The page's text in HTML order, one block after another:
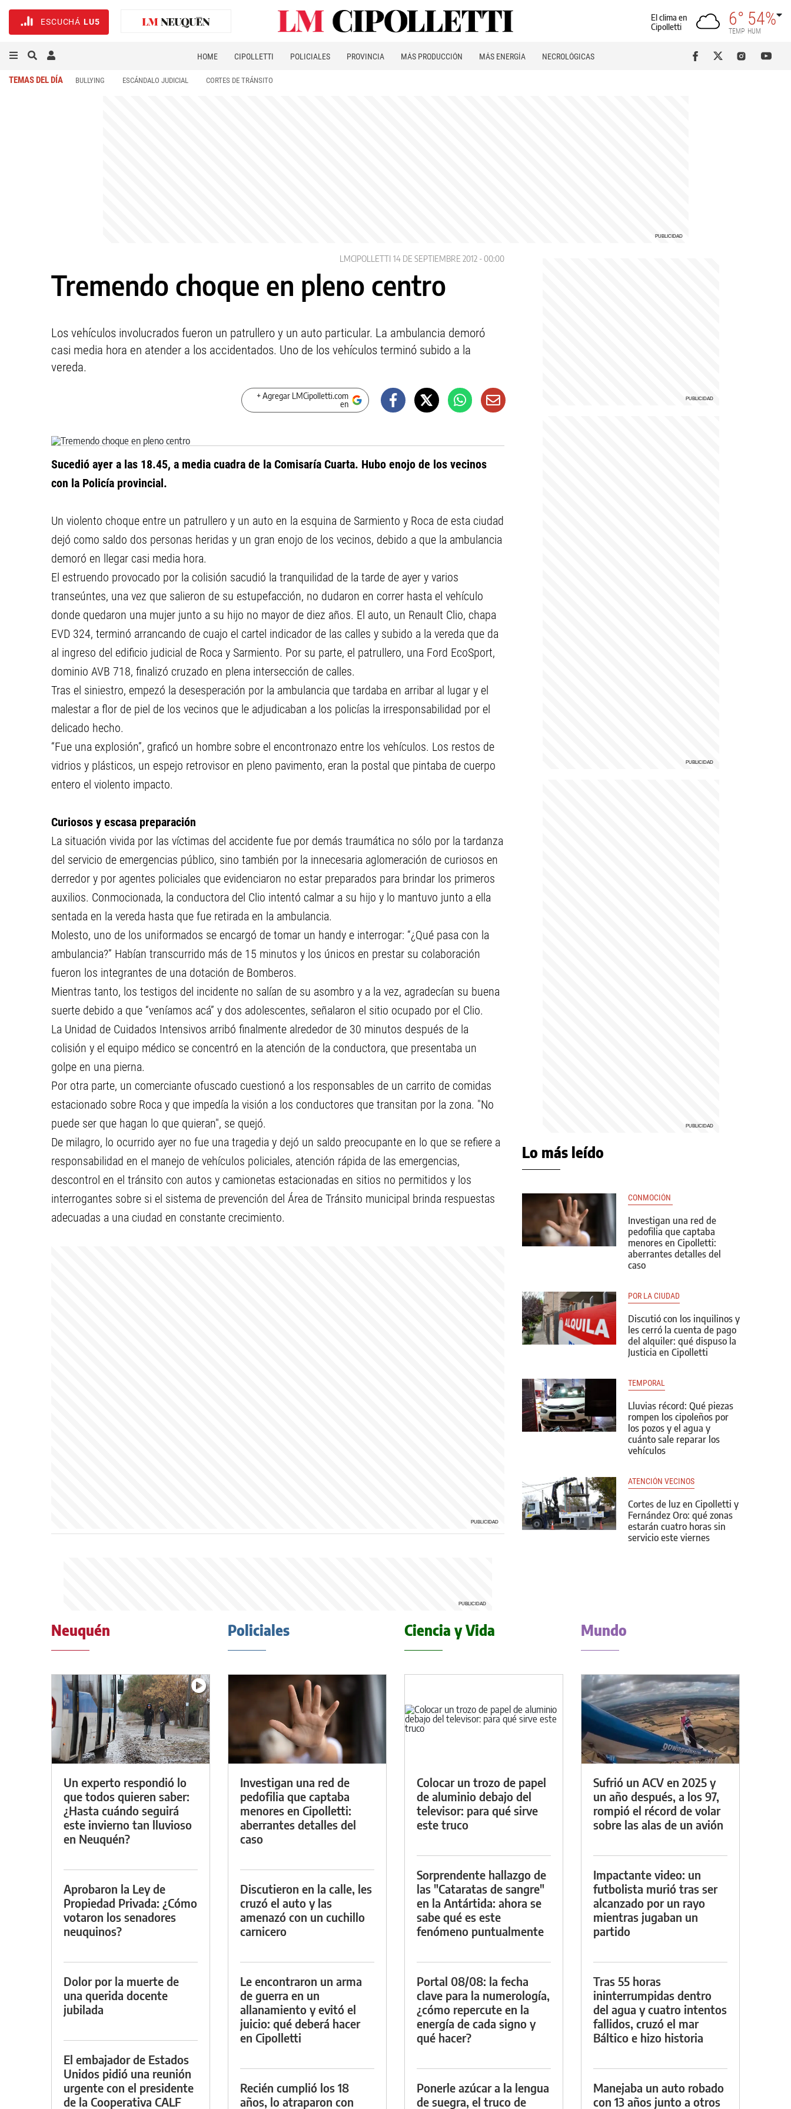
ESCUCHÁ LU5
El clima en
Cipolletti
6°
TEMP
54%
HUM
HOME CIPOLLETTI POLICIALES PROVINCIA MÁS PRODUCCIÓN MÁS ENERGÍA NECROLÓGICAS
TEMAS DEL DÍA BULLYING ESCÁNDALO JUDICIAL CORTES DE TRÁNSITO
LMCIPOLLETTI 14 DE SEPTIEMBRE 2012 - 00:00
Tremendo choque en pleno centro
Los vehículos involucrados fueron un patrullero y un auto particular. La ambulancia demoró
casi media hora en atender a los accidentados. Uno de los vehículos terminó subido a la
vereda.
+ Agregar LMCipolletti.com
en
Sucedió ayer a las 18.45, a media cuadra de la Comisaría Cuarta. Hubo enojo de los vecinos
con la Policía provincial.
Un violento choque entre un patrullero y un auto en la esquina de Sarmiento y Roca de esta ciudad
dejó como saldo dos personas heridas y un gran enojo de los vecinos, debido a que la ambulancia
demoró en llegar casi media hora.
El estruendo provocado por la colisión sacudió la tranquilidad de la tarde de ayer y varios
transeúntes, una vez que salieron de su estupefacción, no dudaron en correr hasta el vehículo
donde quedaron una mujer junto a su hijo no mayor de diez años. El auto, un Renault Clio, chapa
EVD 324, terminó arrancando de cuajo el cartel indicador de las calles y subido a la vereda que da
al ingreso del edificio judicial de Roca y Sarmiento. Por su parte, el patrullero, una Ford EcoSport,
dominio AVB 718, finalizó cruzado en plena intersección de calles.
Tras el siniestro, empezó la desesperación por la ambulancia que tardaba en arribar al lugar y el
malestar a flor de piel de los vecinos que le adjudicaban a los policías la irresponsabilidad por el
delicado hecho.
“Fue una explosión”, graficó un hombre sobre el encontronazo entre los vehículos. Los restos de
vidrios y plásticos, un espejo retrovisor en pleno pavimento, eran la postal que pintaba de cuerpo
entero el violento impacto.
Curiosos y escasa preparación
La situación vivida por las víctimas del accidente fue por demás traumática no sólo por la tardanza
del servicio de emergencias público, sino también por la innecesaria aglomeración de curiosos en
derredor y por agentes policiales que evidenciaron no estar preparados para brindar los primeros
auxilios. Conmocionada, la conductora del Clio intentó calmar a su hijo y lo mantuvo junto a ella
sentada en la vereda hasta que fue retirada en la ambulancia.
Molesto, uno de los uniformados se encargó de tomar un handy e interrogar: “¿Qué pasa con la
ambulancia?” Habían transcurrido más de 15 minutos y los únicos en prestar su colaboración
fueron los integrantes de una dotación de Bomberos.
Mientras tanto, los testigos del incidente no salían de su asombro y a la vez, agradecían su buena
suerte debido a que “veníamos acá” y dos adolescentes, señalaron el sitio ocupado por el Clio.
La Unidad de Cuidados Intensivos arribó finalmente alrededor de 30 minutos después de la
colisión y el equipo médico se concentró en la atención de la conductora, que presentaba un
golpe en una pierna.
Por otra parte, un comerciante ofuscado cuestionó a los responsables de un carrito de comidas
estacionado sobre Roca y que impedía la visión a los conductores que transitan por la zona. "No
puede ser que hagan lo que quieran", se quejó.
De milagro, lo ocurrido ayer no fue una tragedia y dejó un saldo preocupante en lo que se refiere a
responsabilidad en el manejo de vehículos policiales, atención rápida de las emergencias,
descontrol en el tránsito con autos y camionetas estacionadas en sitios no permitidos y los
interrogantes sobre si el sistema de prevención del Área de Tránsito municipal brinda respuestas
adecuadas a una ciudad en constante crecimiento.
Lo más leído
CONMOCIÓN
Investigan una red de
pedofilia que captaba
menores en Cipolletti:
aberrantes detalles del
caso
POR LA CIUDAD
Discutió con los inquilinos y
les cerró la cuenta de pago
del alquiler: qué dispuso la
Justicia en Cipolletti
TEMPORAL
Lluvias récord: Qué piezas
rompen los cipoleños por
los pozos y el agua y
cuánto sale reparar los
vehículos
ATENCIÓN VECINOS
Cortes de luz en Cipolletti y
Fernández Oro: qué zonas
estarán cuatro horas sin
servicio este viernes
Neuquén
Un experto respondió lo
que todos quieren saber:
¿Hasta cuándo seguirá
este invierno tan lluvioso
en Neuquén?
Aprobaron la Ley de
Propiedad Privada: ¿Cómo
votaron los senadores
neuquinos?
Dolor por la muerte de
una querida docente
jubilada
El embajador de Estados
Unidos pidió una reunión
urgente con el presidente
de la Cooperativa CALF
Policiales
Investigan una red de
pedofilia que captaba
menores en Cipolletti:
aberrantes detalles del
caso
Discutieron en la calle, les
cruzó el auto y las
amenazó con un cuchillo
carnicero
Le encontraron un arma
de guerra en un
allanamiento y evitó el
juicio: qué deberá hacer
en Cipolletti
Recién cumplió los 18
años, lo atraparon con
Ciencia y Vida
Colocar un trozo de papel
de aluminio debajo del
televisor: para qué sirve
este truco
Sorprendente hallazgo de
las "Cataratas de sangre"
en la Antártida: ahora se
sabe qué es este
fenómeno puntualmente
Portal 08/08: la fecha
clave para la numerología,
¿cómo repercute en la
energía de cada signo y
qué hacer?
Ponerle azúcar a la lengua
de suegra, el truco de
Mundo
Sufrió un ACV en 2025 y
un año después, a los 97,
rompió el récord de volar
sobre las alas de un avión
Impactante video: un
futbolista murió tras ser
alcanzado por un rayo
mientras jugaban un
partido
Tras 55 horas
ininterrumpidas dentro
del agua y cuatro intentos
fallidos, cruzó el mar
Báltico e hizo historia
Manejaba un auto robado
con 13 años junto a otros